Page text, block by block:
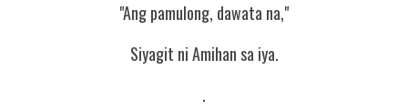
"Ang pamulong, dawata na,"
Siyagit ni Amihan sa iya.
.